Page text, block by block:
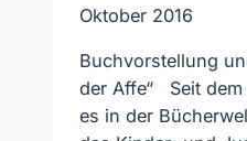
Oktober 2016
Buchvorstellung
der Affe“ Seit dem
es in der